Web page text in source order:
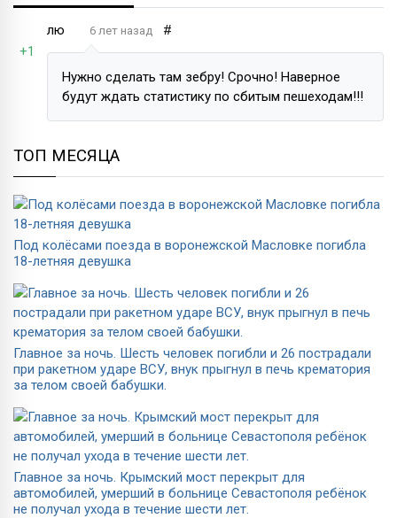
+1
лю 6 лет назад #
Нужно сделать там зебру! Срочно! Наверное
будут ждать статистику по сбитым пешеходам!!!
ТОП МЕСЯЦА
Под колёсами поезда в воронежской Масловке погибла
18-летняя девушка
Главное за ночь. Шесть человек погибли и 26 пострадали
при ракетном ударе ВСУ, внук прыгнул в печь крематория
за телом своей бабушки.
Главное за ночь. Крымский мост перекрыт для
автомобилей, умерший в больнице Севастополя ребёнок
не получал ухода в течение шести лет.